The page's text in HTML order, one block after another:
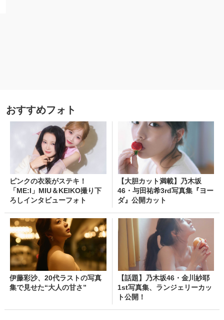
おすすめフォト
ピンクの衣装がステキ！
「ME:I」MIU＆KEIKO撮り下
ろしインタビューフォト
【大胆カット満載】乃木坂
46・与田祐希3rd写真集『ヨー
ダ』公開カット
伊藤彩沙、20代ラストの写真
集で見せた“大人の甘さ”
【話題】乃木坂46・金川紗耶
1st写真集、ランジェリーカッ
ト公開！